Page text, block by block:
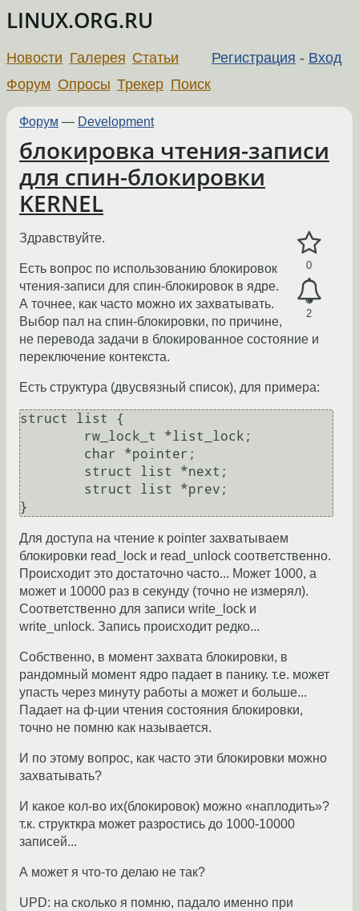
LINUX.ORG.RU
Регистрация - Вход
Новости Галерея Статьи
Форум Опросы Трекер Поиск
Форум — Development
блокировка чтения-записи
для спин-блокировки
KERNEL
0
2
Здравствуйте.
Есть вопрос по использованию блокировок
чтения-записи для спин-блокировок в ядре.
А точнее, как часто можно их захватывать.
Выбор пал на спин-блокировки, по причине,
не перевода задачи в блокированное состояние и
переключение контекста.
Есть структура (двусвязный список), для примера:
struct list {
Для доступа на чтение к pointer захватываем
блокировки read_lock и read_unlock соответственно.
Происходит это достаточно часто... Может 1000, а
может и 10000 раз в секунду (точно не измерял).
Соответственно для записи write_lock и
write_unlock. Запись происходит редко...
Собственно, в момент захвата блокировки, в
рандомный момент ядро падает в панику. т.е. может
упасть через минуту работы а может и больше...
Падает на ф-ции чтения состояния блокировки,
точно не помню как называется.
И по этому вопрос, как часто эти блокировки можно
захватывать?
И какое кол-во их(блокировок) можно «наплодить»?
т.к. структкра может разростись до 1000-10000
записей...
А может я что-то делаю не так?
UPD: на сколько я помню, падало именно при